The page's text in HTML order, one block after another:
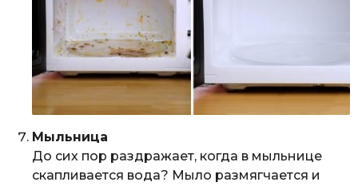
Мыльница
До сих пор раздражает, когда в мыльнице
скапливается вода? Мыло размягчается и